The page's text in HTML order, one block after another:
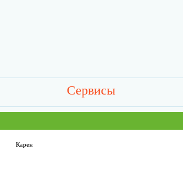
Сервисы
Карен